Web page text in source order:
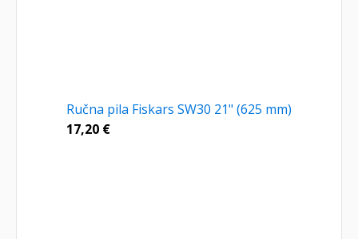
Ručna pila Fiskars SW30 21" (625 mm)
17,20 €